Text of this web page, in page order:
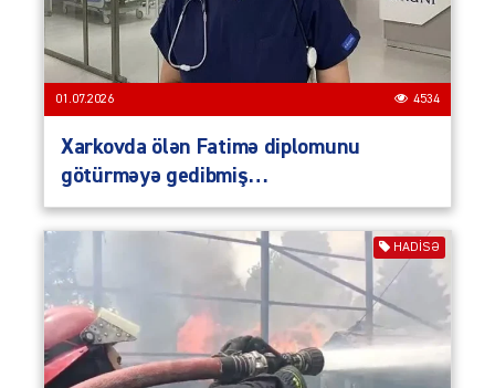
01.07.2026 4534
Xarkovda ölən Fatimə diplomunu
götürməyə gedibmiş…
HADISƏ